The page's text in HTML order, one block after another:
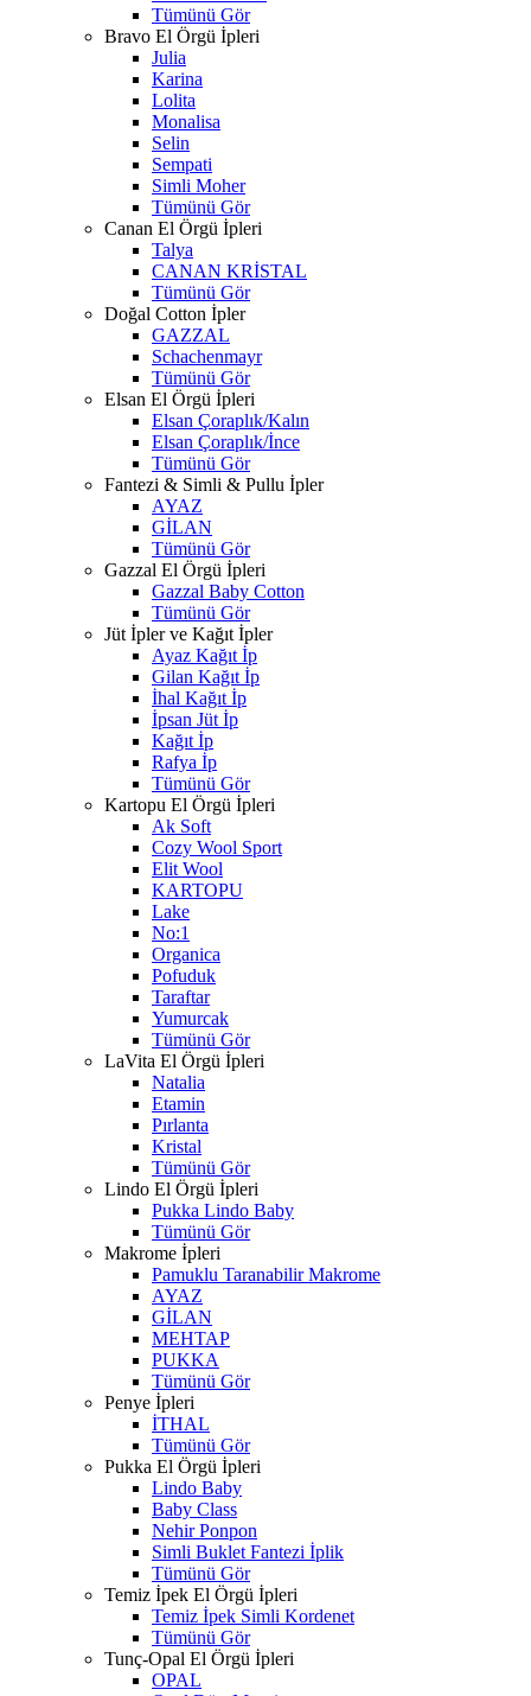
Tümünü Gör
Bravo El Örgü İpleri
Julia
Karina
Lolita
Monalisa
Selin
Sempati
Simli Moher
Tümünü Gör
Canan El Örgü İpleri
Talya
CANAN KRİSTAL
Tümünü Gör
Doğal Cotton İpler
GAZZAL
Schachenmayr
Tümünü Gör
Elsan El Örgü İpleri
Elsan Çoraplık/Kalın
Elsan Çoraplık/İnce
Tümünü Gör
Fantezi & Simli & Pullu İpler
AYAZ
GİLAN
Tümünü Gör
Gazzal El Örgü İpleri
Gazzal Baby Cotton
Tümünü Gör
Jüt İpler ve Kağıt İpler
Ayaz Kağıt İp
Gilan Kağıt İp
İhal Kağıt İp
İpsan Jüt İp
Kağıt İp
Rafya İp
Tümünü Gör
Kartopu El Örgü İpleri
Ak Soft
Cozy Wool Sport
Elit Wool
KARTOPU
Lake
No:1
Organica
Pofuduk
Taraftar
Yumurcak
Tümünü Gör
LaVita El Örgü İpleri
Natalia
Etamin
Pırlanta
Kristal
Tümünü Gör
Lindo El Örgü İpleri
Pukka Lindo Baby
Tümünü Gör
Makrome İpleri
Pamuklu Taranabilir Makrome
AYAZ
GİLAN
MEHTAP
PUKKA
Tümünü Gör
Penye İpleri
İTHAL
Tümünü Gör
Pukka El Örgü İpleri
Lindo Baby
Baby Class
Nehir Ponpon
Simli Buklet Fantezi İplik
Tümünü Gör
Temiz İpek El Örgü İpleri
Temiz İpek Simli Kordenet
Tümünü Gör
Tunç-Opal El Örgü İpleri
OPAL